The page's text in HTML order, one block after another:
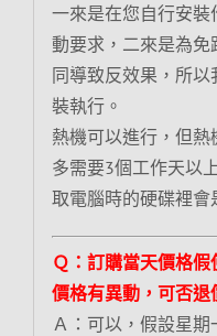
一來是在您自行安
動要求，二來是為
同導致反效果，所
裝執行。
熱機可以進行，但熱
多需要3個工作天以
取電腦時的硬碟裡會
Ｑ：訂購當天價格
價格有異動，可否退
Ａ：可以，假設星期